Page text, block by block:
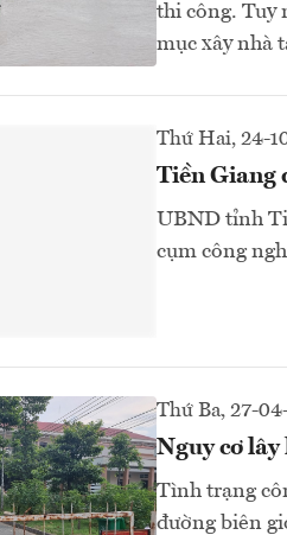
thi công. Tuy
mục xây nhà
Thứ Hai, 24-
Tiền Giang
UBND tỉnh
cụm công
Thứ Ba, 27-
Nguy cơ
Tình trạng
đường biên